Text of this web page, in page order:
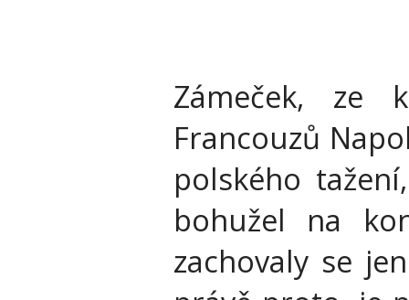
Zámeček, ze
Francouzů
polského
bohužel na
zachovaly se